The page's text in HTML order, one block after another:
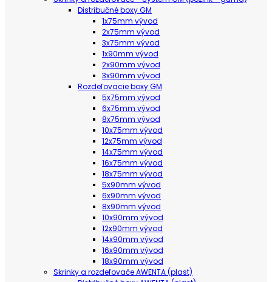
Distribučné boxy GM
1x75mm vývod
2x75mm vývod
3x75mm vývod
1x90mm vývod
2x90mm vývod
3x90mm vývod
Rozdeľovacie boxy GM
5x75mm vývod
6x75mm vývod
8x75mm vývod
10x75mm vývod
12x75mm vývod
14x75mm vývod
16x75mm vývod
18x75mm vývod
5x90mm vývod
6x90mm vývod
8x90mm vývod
10x90mm vývod
12x90mm vývod
14x90mm vývod
16x90mm vývod
18x90mm vývod
Skrinky a rozdeľovače AWENTA (plast)